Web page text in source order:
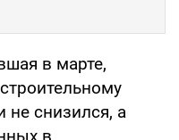
в марте,
не снизился, а
в